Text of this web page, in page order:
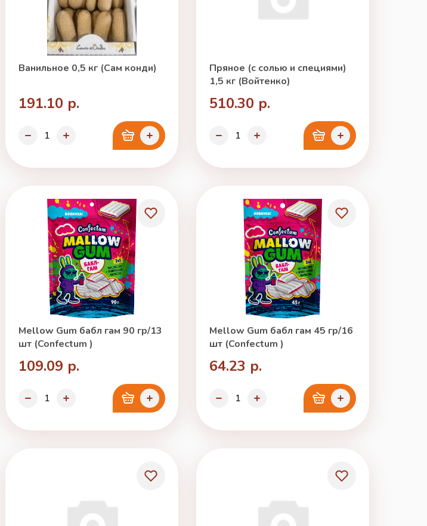
Ванильное 0,5 кг (Сам конди)
191.10 р.
Пряное (с солью и специями)
1,5 кг (Войтенко)
510.30 р.
Mellow Gum бабл гам 90 гр/13
шт (Confectum )
109.09 р.
Mellow Gum бабл гам 45 гр/16
шт (Confectum )
64.23 р.